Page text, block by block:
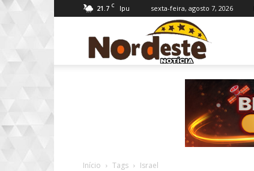
21.7 C Ipu sexta-feira, agosto 7, 2026
Notícia
Início Tags Israel